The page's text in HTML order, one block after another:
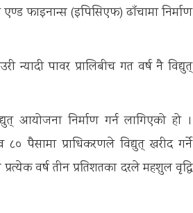
फाइनान्स (इपिसिएफ) ढाँचामा निर्माण
न्यादी पावर प्रालिबीच गत वर्ष नै विद्युत्
निर्माण गर्न लागिएको हो ।
पैसामा प्राधिकरणले विद्युत् खरीद गर्ने
वर्ष तीन प्रतिशतका दरले महशुल वृद्धि